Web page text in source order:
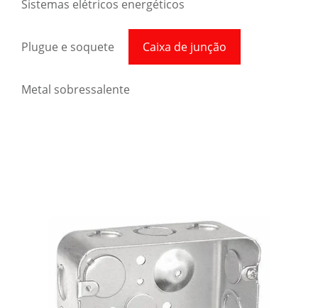
Sistemas elétricos energéticos
Plugue e soquete Caixa de junção
Metal sobressalente